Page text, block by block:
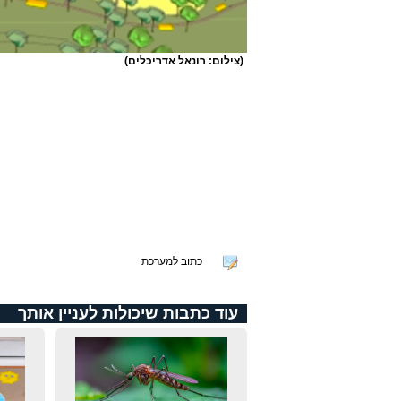
(צילום: רונאל אדריכלים)
כתוב למערכת
עוד כתבות שיכולות לעניין אותך